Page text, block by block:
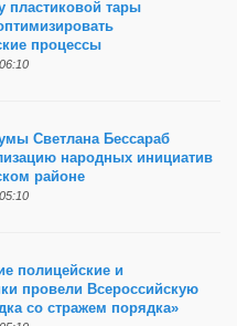
пластиковой тары
процессы
Светлана Бессараб
народных инициатив
районе
полицейские и
провели Всероссийскую
со стражем порядка»